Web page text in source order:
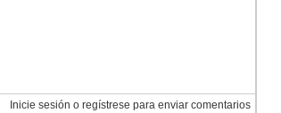
Inicie sesión o regístrese para enviar comentarios